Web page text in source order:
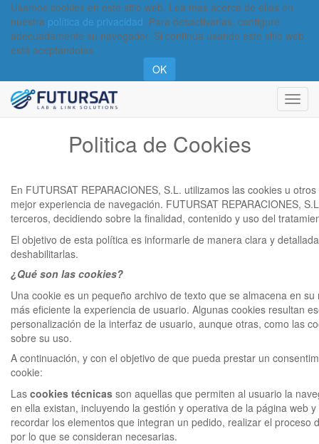
Usamos cookies en este sitio web. Lea más acerca de ellas en
nuestra política de privacidad. Para desactivarlas, configure
adecuadamente su navegador. Si continúa usando este sitio web,
está aceptándolas.
OK
Politica de Cookies
En FUTURSAT REPARACIONES, S.L. utilizamos las cookies u
mejor experiencia de navegación. FUTURSAT REPARACIONES,
terceros, decidiendo sobre la finalidad, contenido y uso del
El objetivo de esta política es informarle de manera clara y
deshabilitarlas.
¿Qué son las cookies?
Una cookie es un pequeño archivo de texto que se almacena en
más eficiente la experiencia de usuario. Algunas cookies resultan
personalización de la interfaz de usuario, aunque otras, como las
sobre su uso.
A continuación, y con el objetivo de que pueda prestar un
cookie:
Las cookies técnicas son aquellas que permiten al usuario la
en ella existan, incluyendo la gestión y operativa de la página web
recordar los elementos que integran un pedido, realizar el
por lo que se consideran necesarias.